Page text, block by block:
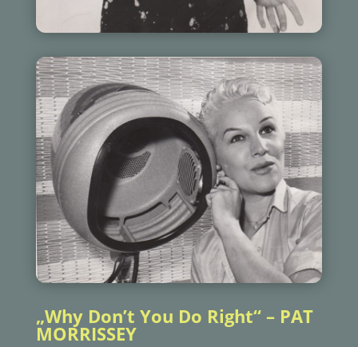
„Why Don’t You Do Right“ – PAT
MORRISSEY